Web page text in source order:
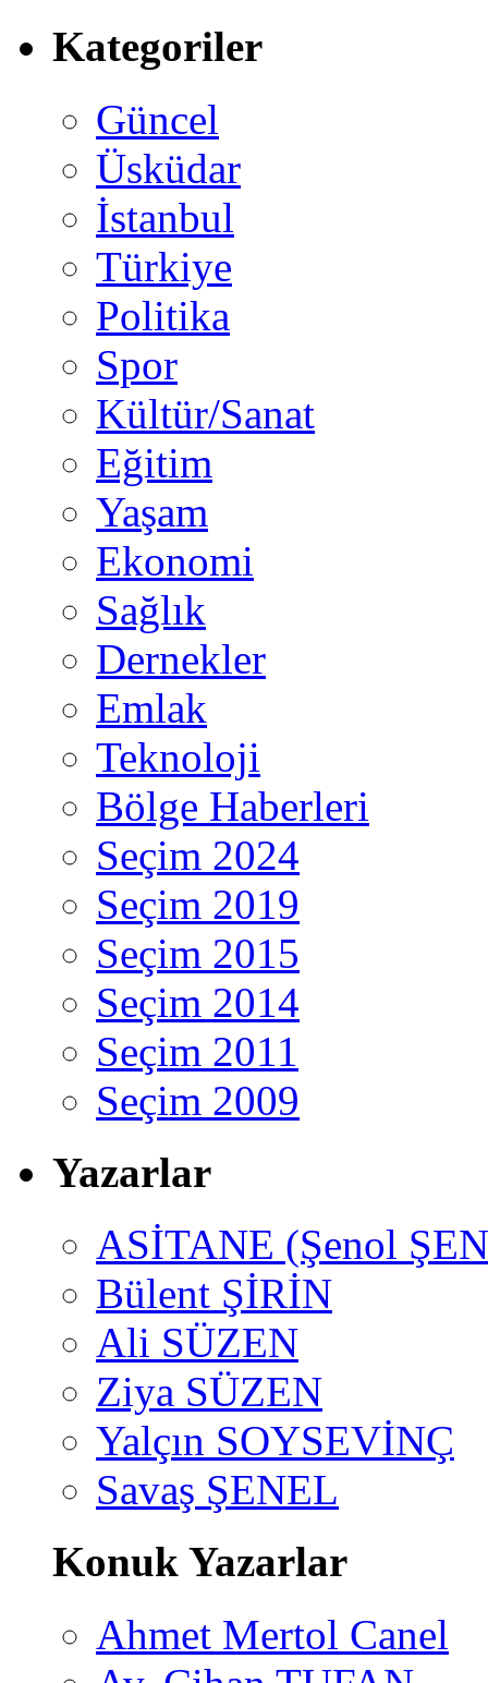
Kategoriler
Güncel
Üsküdar
İstanbul
Türkiye
Politika
Spor
Kültür/Sanat
Eğitim
Yaşam
Ekonomi
Sağlık
Dernekler
Emlak
Teknoloji
Bölge Haberleri
Seçim 2024
Seçim 2019
Seçim 2015
Seçim 2014
Seçim 2011
Seçim 2009
Yazarlar
ASİTANE (Şenol
Bülent ŞİRİN
Ali SÜZEN
Ziya SÜZEN
Yalçın SOYSEVİNÇ
Savaş ŞENEL
Konuk Yazarlar
Ahmet Mertol Canel